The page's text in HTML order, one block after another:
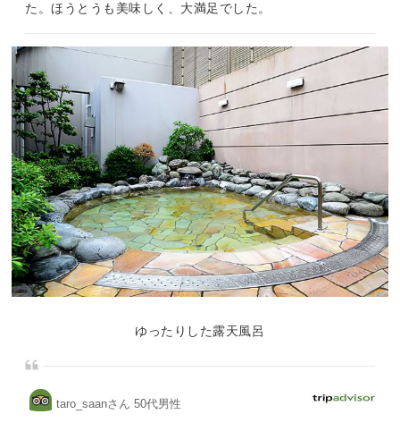
た。ほうとうも美味しく、大満足でした。
ゆったりした露天風呂
taro_saanさん 50代男性